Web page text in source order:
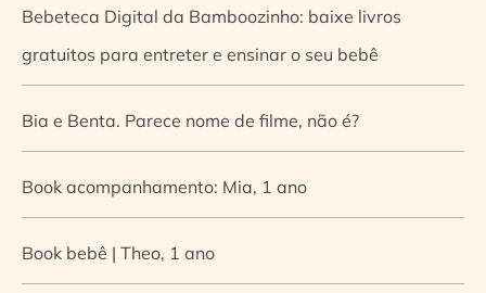
Bebeteca Digital da Bamboozinho: baixe livros
gratuitos para entreter e ensinar o seu bebê
Bia e Benta. Parece nome de filme, não é?
Book acompanhamento: Mia, 1 ano
Book bebê | Theo, 1 ano